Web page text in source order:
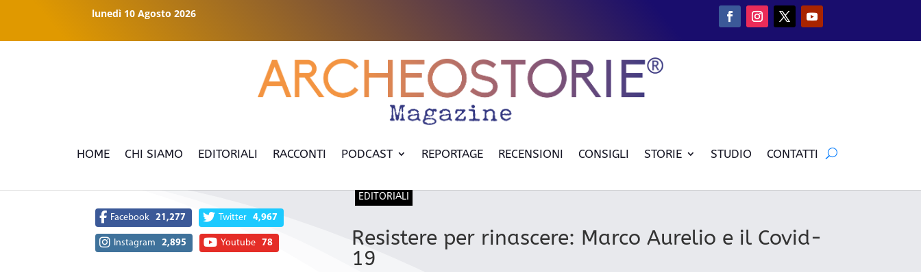
lunedì 10 Agosto 2026
HOME CHI SIAMO EDITORIALI RACCONTI PODCAST REPORTAGE RECENSIONI CONSIGLI STORIE STUDIO CONTATTI
Facebook 21,277 Twitter 4,967
Instagram 2,895 Youtube 78
EDITORIALI
Resistere per rinascere: Marco Aurelio e il Covid-
19